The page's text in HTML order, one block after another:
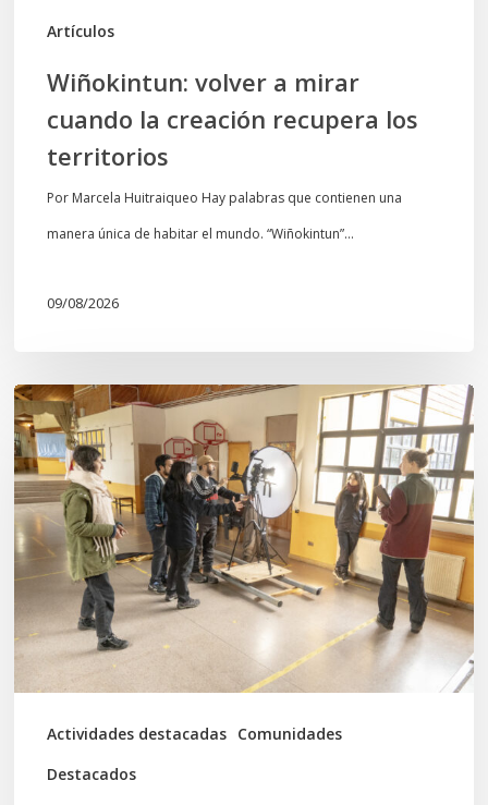
Artículos
territorios
Wiñokintun: volver a mirar
cuando la creación recupera los
territorios
Por Marcela Huitraiqueo Hay palabras que contienen una
manera única de habitar el mundo. “Wiñokintun”…
09/08/2026
Actividades destacadas Comunidades
Destacados
Toda
el
agua
del
mar:
largometraje
de
ficción
se
graba